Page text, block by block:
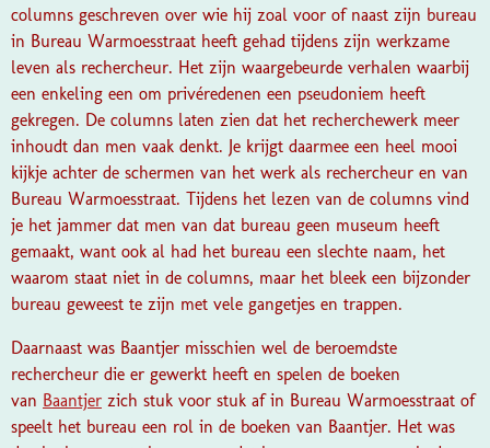
columns geschreven over wie hij zoal voor of naast zijn bureau
in Bureau Warmoesstraat heeft gehad tijdens zijn werkzame
leven als rechercheur. Het zijn waargebeurde verhalen waarbij
een enkeling een om privéredenen een pseudoniem heeft
gekregen. De columns laten zien dat het recherchewerk meer
inhoudt dan men vaak denkt. Je krijgt daarmee een heel mooi
kijkje achter de schermen van het werk als rechercheur en van
Bureau Warmoesstraat. Tijdens het lezen van de columns vind
je het jammer dat men van dat bureau geen museum heeft
gemaakt, want ook al had het bureau een slechte naam, het
waarom staat niet in de columns, maar het bleek een bijzonder
bureau geweest te zijn met vele gangetjes en trappen.
Daarnaast was Baantjer misschien wel de beroemdste
rechercheur die er gewerkt heeft en spelen de boeken
van Baantjer zich stuk voor stuk af in Bureau Warmoesstraat of
speelt het bureau een rol in de boeken van Baantjer. Het was